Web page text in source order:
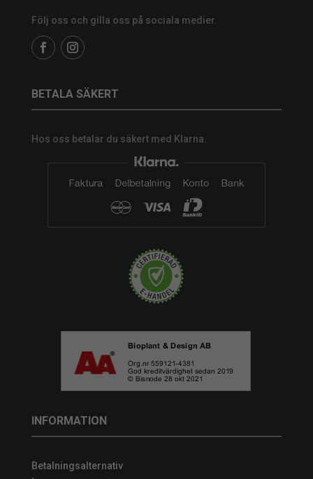
Följ oss och gilla oss på sociala medier.
BETALA SÄKERT
Hos oss betalar du säkert med Klarna.
INFORMATION
Betalningsalternativ